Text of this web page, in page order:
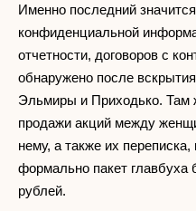
Именно последний
конфиденциальной
отчетности, договоров с
обнаружено после
Эльмиры и Приходько. Там
продажи акций между
нему, а также их
формально пакет главбуха
рублей.